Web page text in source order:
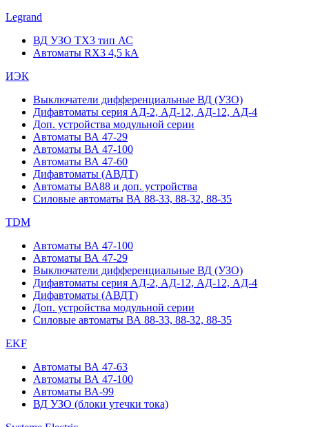
Legrand
ВД УЗО TX3 тип АС
Автоматы RX3 4,5 kA
ИЭК
Выключатели дифференциальные ВД (УЗО)
Дифавтоматы серия АД-2, АД-12, АД-12, АД-4
Доп. устройства модульной серии
Автоматы ВА 47-29
Автоматы ВА 47-100
Автоматы ВА 47-60
Дифавтоматы (АВДТ)
Автоматы ВА88 и доп. устройства
Силовые автоматы ВА 88-33, 88-32, 88-35
TDM
Автоматы ВА 47-100
Автоматы ВА 47-29
Выключатели дифференциальные ВД (УЗО)
Дифавтоматы серия АД-2, АД-12, АД-12, АД-4
Дифавтоматы (АВДТ)
Доп. устройства модульной серии
Силовые автоматы ВА 88-33, 88-32, 88-35
EKF
Автоматы ВА 47-63
Автоматы ВА 47-100
Автоматы ВА-99
ВД УЗО (блоки утечки тока)